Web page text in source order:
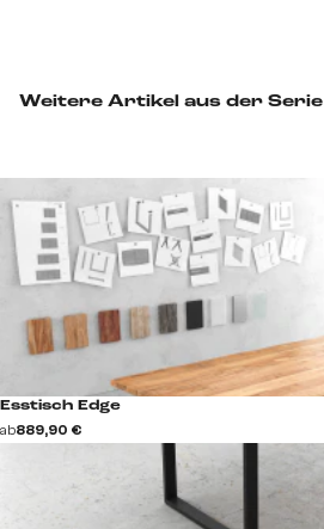
Weitere Artikel aus der Serie
Esstisch Edge
ab889,90 €